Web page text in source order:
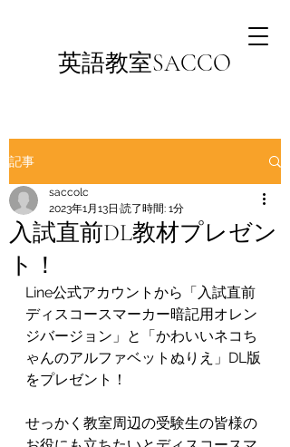
英語教室SACCO
記事
入試直前DL教材プレゼン
ト！
saccolc
2023年1月13日 読了時間: 1分
Line公式アカウントから「入試直前
ディスコースマーカー暗記用オレン
ジバージョン」と「かわいいネコち
ゃんのアルファベットぬりえ」DL版
をプレゼント！
せっかく教室周辺の受験生の皆様の